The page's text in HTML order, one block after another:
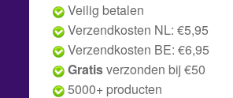
Veilig betalen
Verzendkosten NL: €5,95
Verzendkosten BE: €6,95
Gratisverzonden bij €50
5000+ producten